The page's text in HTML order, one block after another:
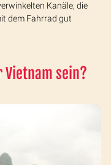
Kanäle, die
dem Fahrrad gut
Vietnam sein?